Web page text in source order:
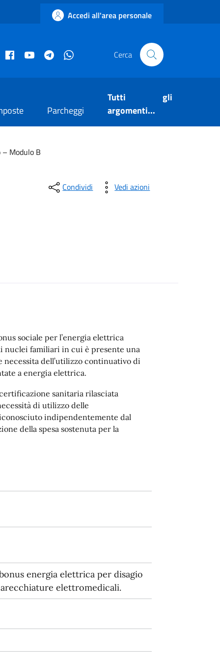
Accedi all'area personale
istituzionale
Facebook museo civico
YouTube Telegram Cerca
Parcheggi
Tutti gli
argomenti...
Modulo B
Condividi Vedi azioni
sociale per l’energia elettrica
nuclei familiari in cui è presente una
necessita dell’utilizzo continuativo di
a energia elettrica.
sanitaria rilasciata
di utilizzo delle
indipendentemente dal
della spesa sostenuta per la
energia elettrica per disagio
elettromedicali.